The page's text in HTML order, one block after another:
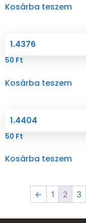
Kosárba teszem
1.4376
50 Ft
Kosárba teszem
1.4404
50 Ft
Kosárba teszem
← 1 2 3